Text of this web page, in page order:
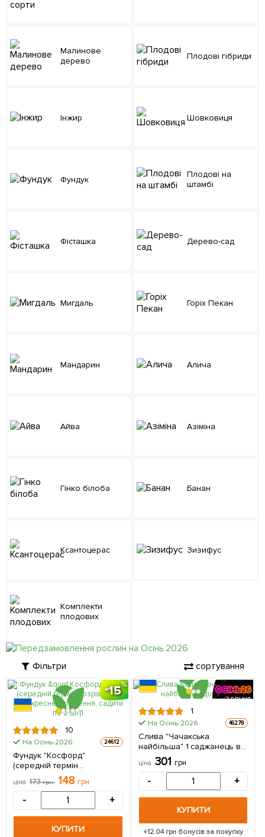
Малинове
дерево
Плодові гібриди
Інжир Шовковиця
Фундук
Плодові на
штамбі
Фісташка Дерево-сад
Мигдаль Горіх Пекан
Мандарин Алича
Айва Азіміна
Гінко білоба Банан
Ксантоцерас Зизифус
Комплекти
плодових
Фільтри сортування
15
10
На Осінь-2026 24612
Фундук "Косфорд"
(середній термін
дозрівання, перехресне
запилення, садити по 2 шт)
1 саджанець в упаковці
ціна 173грн 148 грн
- +
КУПИТИ
1
На Осінь-2026 46278
Слива "Чачакська
найбільша" 1 саджанець в
упаковці
ціна 301 грн
- +
КУПИТИ
+12.04грн бонусів за покупку